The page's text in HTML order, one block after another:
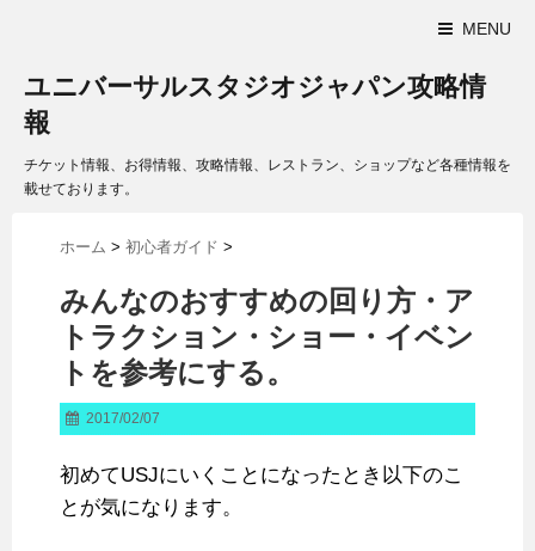
MENU
ユニバーサルスタジオジャパン攻略情
報
チケット情報、お得情報、攻略情報、レストラン、ショップなど各種情報を
載せております。
ホーム > 初心者ガイド >
みんなのおすすめの回り方・ア
トラクション・ショー・イベン
トを参考にする。
2017/02/07
初めてUSJにいくことになったとき以下のこ
とが気になります。